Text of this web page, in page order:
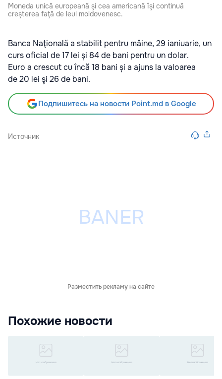
Moneda unică europeană şi cea americană îşi continuă
creşterea faţă de leul moldovenesc.
Banca Naţională a stabilit pentru mâine, 29 ianiuarie, un
curs oficial de 17 lei şi 84 de bani pentru un dolar.
Euro a crescut cu încă 18 bani și a ajuns la valoarea
de 20 lei şi 26 de bani.
Подпишитесь на новости Point.md в Google
Источник
Разместить рекламу на сайте
Похожие новости